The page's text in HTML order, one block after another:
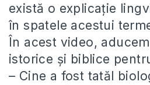
există o explicație
în spatele acestui
În acest video,
istorice și biblice
– Cine a fost tatăl